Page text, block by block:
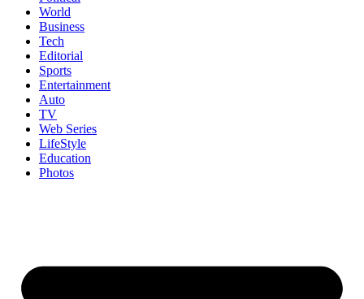
World
Business
Tech
Editorial
Sports
Entertainment
Auto
TV
Web Series
LifeStyle
Education
Photos